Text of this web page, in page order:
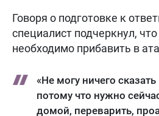
Говоря о подготовке к
специалист подчеркнул,
необходимо прибавить в
«Не могу ничего
потому что нужно
домой, переварить,